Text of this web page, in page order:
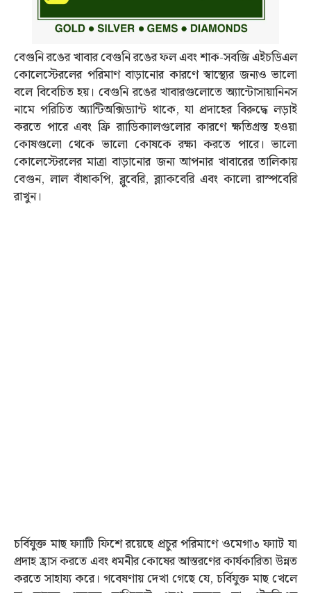
বেগুনি রঙের খাবার বেগুনি রঙের ফল এবং শাক-সবজি এইচডিএল
কোলেস্টেরলের পরিমাণ বাড়ানোর কারণে স্বাস্থ্যের জন্যও ভালো
বলে বিবেচিত হয়। বেগুনি রঙের খাবারগুলোতে অ্যান্টোসায়ানিনস
নামে পরিচিত অ্যান্টিঅক্সিড্যান্ট থাকে, যা প্রদাহের বিরুদ্ধে লড়াই
করতে পারে এবং ফ্রি র‌্যাডিক্যালগুলোর কারণে ক্ষতিগ্রস্ত হওয়া
কোষগুলো থেকে ভালো কোষকে রক্ষা করতে পারে। ভালো
কোলেস্টেরলের মাত্রা বাড়ানোর জন্য আপনার খাবারের তালিকায়
বেগুন, লাল বাঁধাকপি, ব্লুবেরি, ব্ল্যাকবেরি এবং কালো রাস্পবেরি
রাখুন।
চর্বিযুক্ত মাছ ফ্যাটি ফিশে রয়েছে প্রচুর পরিমাণে ওমেগা৩ ফ্যাট যা
প্রদাহ হ্রাস করতে এবং ধমনীর কোষের আস্তরণের কার্যকারিতা উন্নত
করতে সাহায্য করে। গবেষণায় দেখা গেছে যে, চর্বিযুক্ত মাছ খেলে